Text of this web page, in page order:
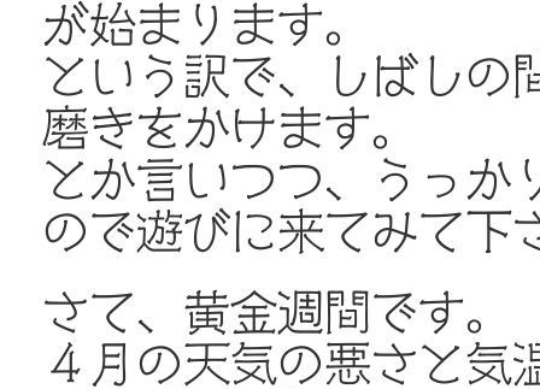
が始まります。
という訳で、しばしの
磨きをかけます。
とか言いつつ、うっか
ので遊びに来てみて下
さて、黄金週間です。
４月の天気の悪さと気